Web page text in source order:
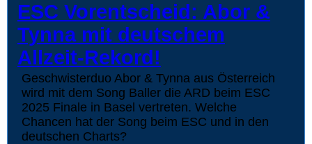
ESC Vorentscheid: Abor &
Tynna mit deutschem
Allzeit-Rekord!
Geschwisterduo Abor & Tynna aus Österreich
wird mit dem Song Baller die ARD beim ESC
2025 Finale in Basel vertreten. Welche
Chancen hat der Song beim ESC und in den
deutschen Charts?